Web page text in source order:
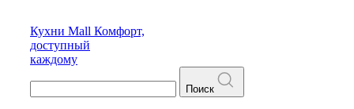
Кухни Mall Комфорт,
доступный
каждому
Поиск